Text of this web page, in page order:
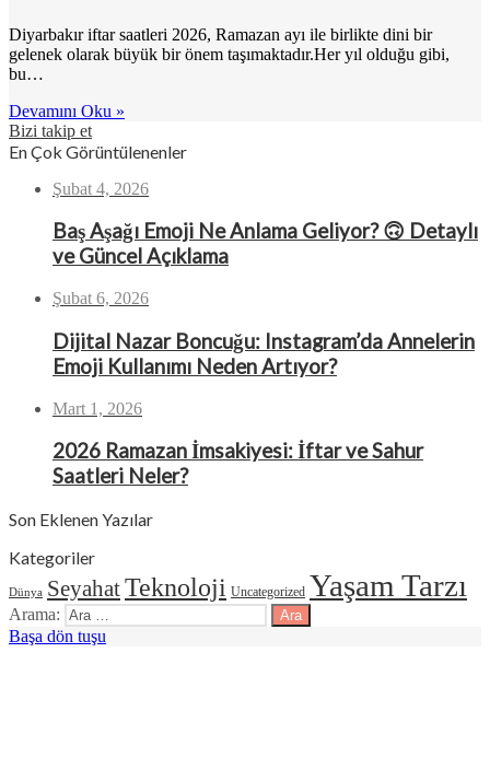
Diyarbakır iftar saatleri 2026, Ramazan ayı ile birlikte dini bir
gelenek olarak büyük bir önem taşımaktadır.Her yıl olduğu gibi,
bu…
Devamını Oku »
Bizi takip et
En Çok Görüntülenenler
Şubat 4, 2026
Baş Aşağı Emoji Ne Anlama Geliyor? 🙃 Detaylı
ve Güncel Açıklama
Şubat 6, 2026
Dijital Nazar Boncuğu: Instagram’da Annelerin
Emoji Kullanımı Neden Artıyor?
Mart 1, 2026
2026 Ramazan İmsakiyesi: İftar ve Sahur
Saatleri Neler?
Son Eklenen Yazılar
Kategoriler
Dünya SeyahatTeknoloji Uncategorized Yaşam Tarzı
Arama:
Başa dön tuşu